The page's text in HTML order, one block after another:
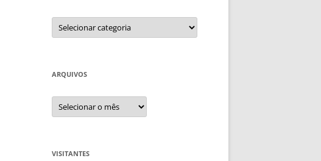
Categorias
ARQUIVOS
Arquivos
VISITANTES